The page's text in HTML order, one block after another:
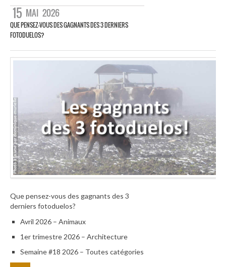
15 MAI 2026
QUE PENSEZ-VOUS DES GAGNANTS DES 3 DERNIERS
FOTODUELOS?
Que pensez-vous des gagnants des 3
derniers fotoduelos?
Avril 2026 – Animaux
1er trimestre 2026 – Architecture
Semaine #18 2026 – Toutes catégories